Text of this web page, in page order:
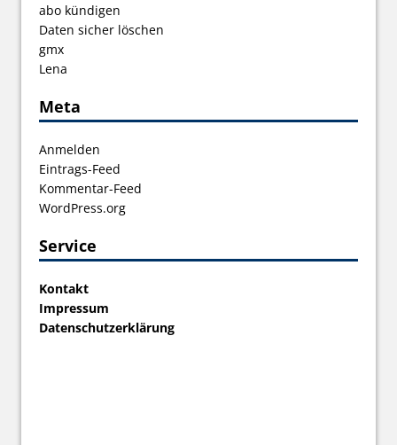
abo kündigen
Daten sicher löschen
gmx
Lena
Meta
Anmelden
Eintrags-Feed
Kommentar-Feed
WordPress.org
Service
Kontakt
Impressum
Datenschutzerklärung